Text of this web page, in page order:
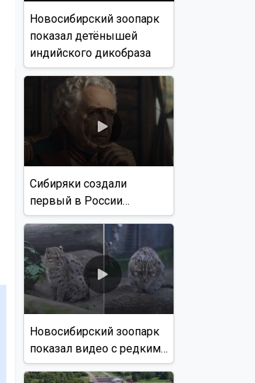
Новосибирский зоопарк
показал детёнышей
индийского дикобраза
Сибиряки создали
первый в России
документальный фильм
с использованием ИИ
Новосибирский зоопарк
показал видео с редким
виверровым котом